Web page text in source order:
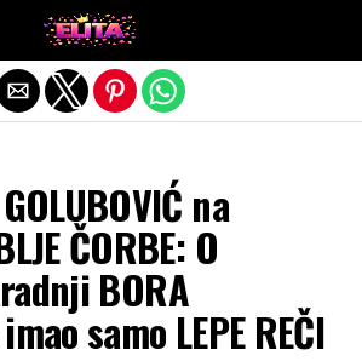
na
ČORBE: O
BORA
samo LEPE REČI
Exit mobile version